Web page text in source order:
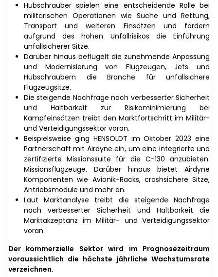
Hubschrauber spielen eine entscheidende Rolle bei
militärischen Operationen wie Suche und Rettung,
Transport und weiteren Einsätzen und fördern
aufgrund des hohen Unfallrisikos die Einführung
unfallsicherer Sitze.
Darüber hinaus beflügelt die zunehmende Anpassung
und Modernisierung von Flugzeugen, Jets und
Hubschraubern die Branche für unfallsichere
Flugzeugsitze.
Die steigende Nachfrage nach verbesserter Sicherheit
und Haltbarkeit zur Risikominimierung bei
Kampfeinsätzen treibt den Marktfortschritt im Militär-
und Verteidigungssektor voran.
Beispielsweise ging HENSOLDT im Oktober 2023 eine
Partnerschaft mit Airdyne ein, um eine integrierte und
zertifizierte Missionssuite für die C-130 anzubieten.
Missionsflugzeuge. Darüber hinaus bietet Airdyne
Komponenten wie Avionik-Racks, crashsichere Sitze,
Antriebsmodule und mehr an.
Laut Marktanalyse treibt die steigende Nachfrage
nach verbesserter Sicherheit und Haltbarkeit die
Marktakzeptanz im Militär- und Verteidigungssektor
voran.
Der kommerzielle Sektor wird im Prognosezeitraum
voraussichtlich die höchste jährliche Wachstumsrate
verzeichnen.